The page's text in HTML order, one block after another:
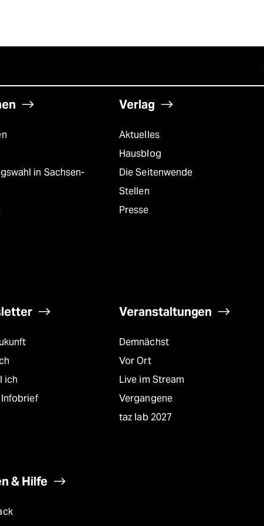
in Sachsen-
Verlag
Aktuelles
Hausblog
Die Seitenwende
Stellen
Presse
ich
Veranstaltungen
Demnächst
Vor Ort
Live im Stream
Vergangene
taz lab 2027
& Hilfe